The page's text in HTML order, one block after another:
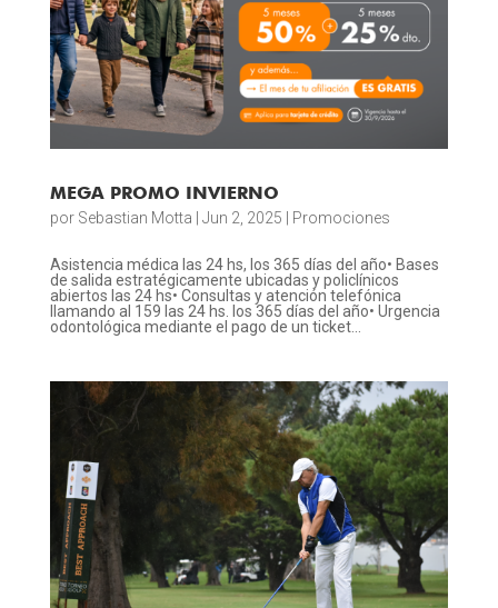
MEGA PROMO INVIERNO
por Sebastian Motta Jun 2, 2025 Promociones
Asistencia médica las 24 hs, los 365 días del año• Bases
de salida estratégicamente ubicadas y policlínicos
abiertos las 24 hs• Consultas y atención telefónica
llamando al 159 las 24 hs. los 365 días del año• Urgencia
odontológica mediante el pago de un ticket...